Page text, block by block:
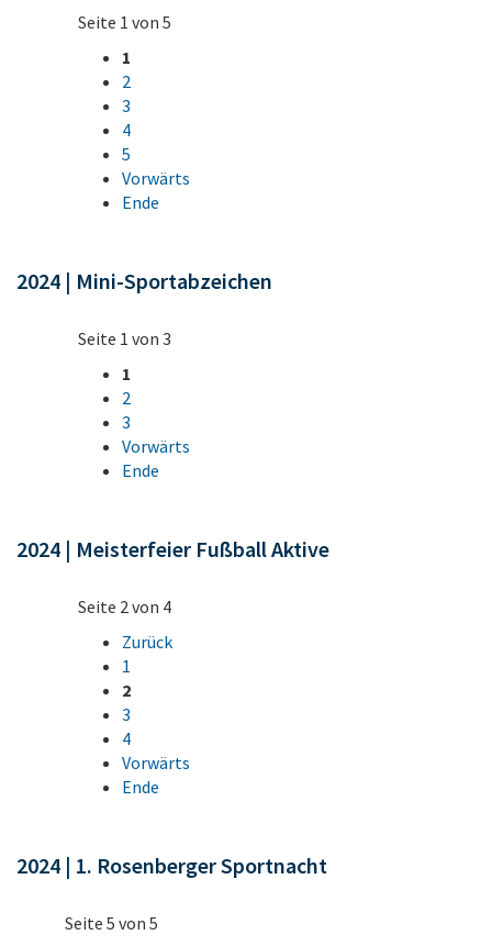
Seite 1 von 5
1
2
3
4
5
Vorwärts
Ende
2024 | Mini-Sportabzeichen
Seite 1 von 3
1
2
3
Vorwärts
Ende
2024 | Meisterfeier Fußball Aktive
Seite 2 von 4
Zurück
1
2
3
4
Vorwärts
Ende
2024 | 1. Rosenberger Sportnacht
Seite 5 von 5